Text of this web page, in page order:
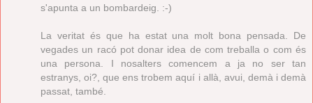
s'apunta a un bombardeig. :-)
La veritat és que ha estat una molt bona pensada. De
vegades un racó pot donar idea de com treballa o com és
una persona. I nosalters comencem a ja no ser tan
estranys, oi?, que ens trobem aquí i allà, avui, demà i demà
passat, també.